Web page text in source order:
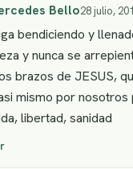
Bello28 julio,
bendiciendo y
y nunca se
brazos de JESUS,
mismo por nosotros
libertad, sanidad